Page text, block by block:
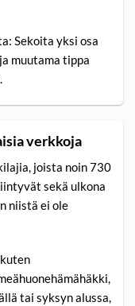
Sekoita yksi osa
muutama tippa
verkkoja
joista noin 730
sekä ulkona
niistä ei ole
tai syksyn alussa,